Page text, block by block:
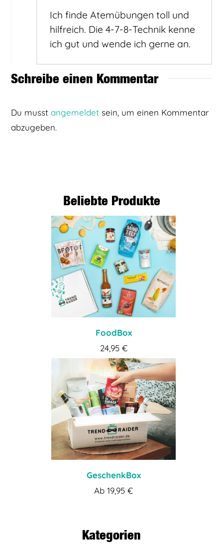
Ich finde Atemübungen toll und
hilfreich. Die 4-7-8-Technik kenne
ich gut und wende ich gerne an.
Schreibe einen Kommentar
Du musstangemeldet sein, um einen Kommentar
abzugeben.
Beliebte Produkte
FoodBox
24,95 €
GeschenkBox
Ab 19,95 €
Kategorien